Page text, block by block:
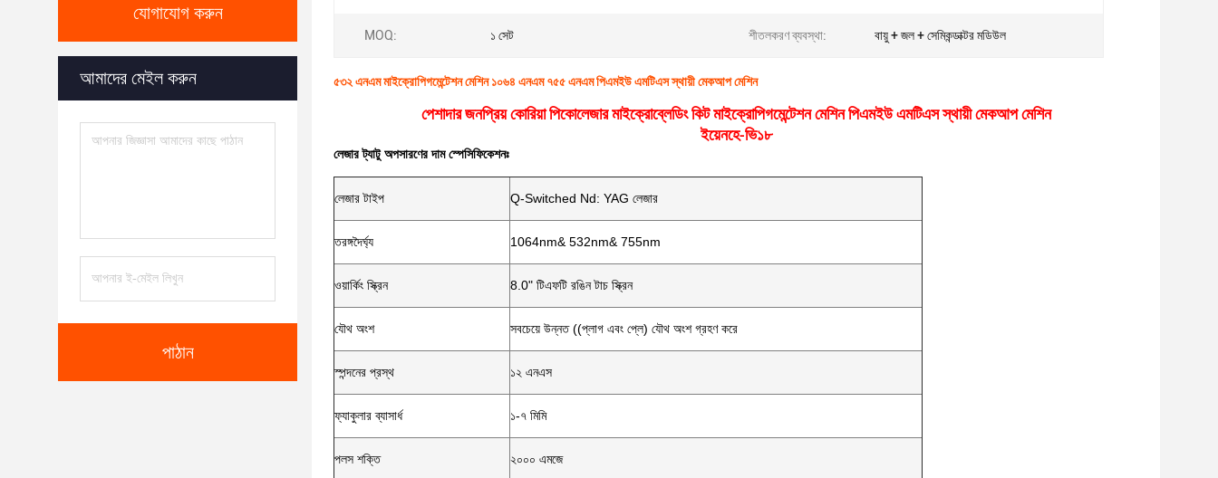
যোগাযোগ করুন
আমাদের মেইল ​​করুন
পাঠান
MOQ: ১ সেট শীতলকরণ ব্যবস্থা: বায়ু + জল + সেমিকন্ডাক্টর মডিউল
৫৩২ এনএম মাইক্রোপিগমেন্টেশন মেশিন ১০৬৪ এনএম ৭৫৫ এনএম পিএমইউ এমটিএস স্থায়ী মেকআপ মেশিন
পেশাদার জনপ্রিয় কোরিয়া পিকোলেজার মাইক্রোব্লেডিং কিট মাইক্রোপিগমেন্টেশন মেশিন পিএমইউ এমটিএস স্থায়ী মেকআপ মেশিন
ইয়েনহে-ভি১৮
লেজার ট্যাটু অপসারণের দাম স্পেসিফিকেশনঃ
লেজার টাইপ Q-Switched Nd: YAG লেজার
তরঙ্গদৈর্ঘ্য 1064nm& 532nm& 755nm
ওয়ার্কিং স্ক্রিন 8.0" টিএফটি রঙিন টাচ স্ক্রিন
যৌথ অংশ সবচেয়ে উন্নত ((প্লাগ এবং প্লে) যৌথ অংশ গ্রহণ করে
স্পন্দনের প্রস্থ ১২ এনএস
ফ্যাকুলার ব্যাসার্ধ ১-৭ মিমি
পলস শক্তি ২০০০ এমজে